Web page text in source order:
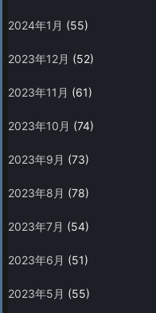
2024年1月 (55)
2023年12月 (52)
2023年11月 (61)
2023年10月 (74)
2023年9月 (73)
2023年8月 (78)
2023年7月 (54)
2023年6月 (51)
2023年5月 (55)